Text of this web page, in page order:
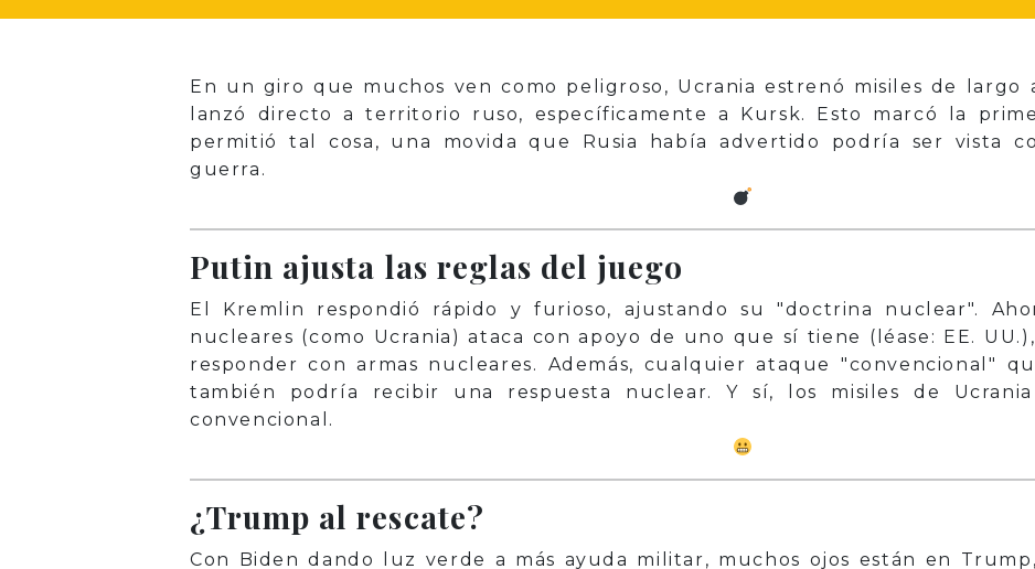
En un giro que muchos ven como peligroso, Ucrania estrenó misiles de largo
lanzó directo a territorio ruso, específicamente a Kursk. Esto marcó la
permitió tal cosa, una movida que Rusia había advertido podría ser vista
guerra.
Putin ajusta las reglas del juego
El Kremlin respondió rápido y furioso, ajustando su "doctrina nuclear".
nucleares (como Ucrania) ataca con apoyo de uno que sí tiene (léase: EE.
responder con armas nucleares. Además, cualquier ataque "convencional"
también podría recibir una respuesta nuclear. Y sí, los misiles de
convencional.
¿Trump al rescate?
Con Biden dando luz verde a más ayuda militar, muchos ojos están en